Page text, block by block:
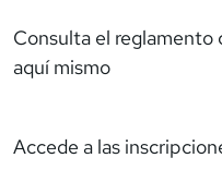
Consulta el reglamento
aquí mismo
Accede a las